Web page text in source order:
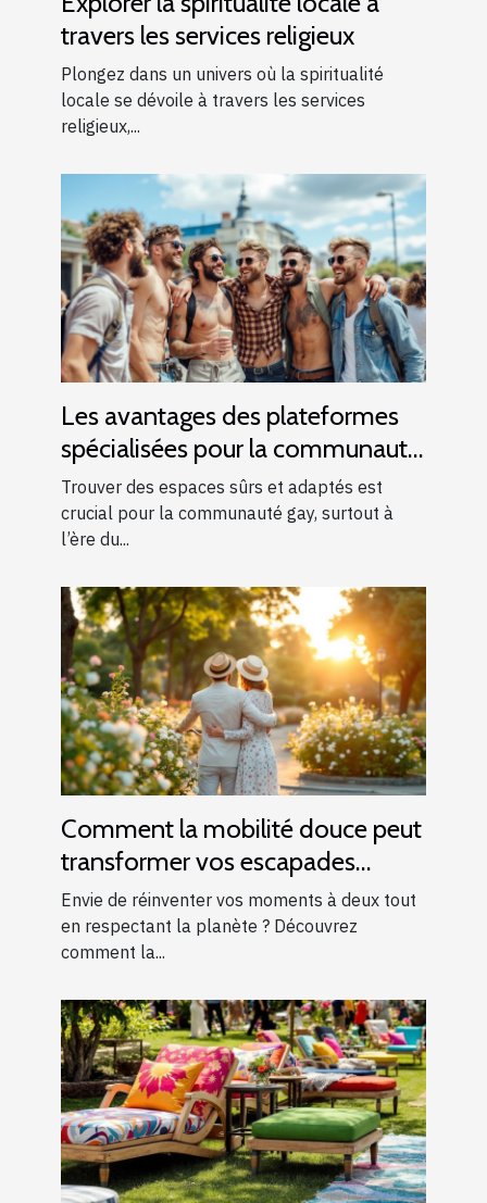
travers les services religieux
Plongez dans un univers où la spiritualité
locale se dévoile à travers les services
religieux,...
Les avantages des plateformes
spécialisées pour la communauté
gay
Trouver des espaces sûrs et adaptés est
crucial pour la communauté gay, surtout à
l’ère du...
Comment la mobilité douce peut
transformer vos escapades
romantiques ?
Envie de réinventer vos moments à deux tout
en respectant la planète ? Découvrez
comment la...